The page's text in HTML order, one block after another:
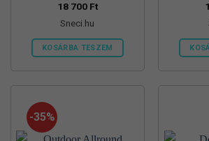
18 700 Ft
Sneci.hu
KOSÁRBA TESZEM
-35%